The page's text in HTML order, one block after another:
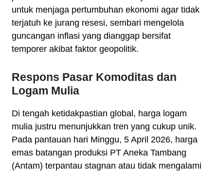
untuk menjaga pertumbuhan ekonomi agar tidak
terjatuh ke jurang resesi, sembari mengelola
guncangan inflasi yang dianggap bersifat
temporer akibat faktor geopolitik.
Respons Pasar Komoditas dan
Logam Mulia
Di tengah ketidakpastian global, harga logam
mulia justru menunjukkan tren yang cukup unik.
Pada pantauan hari Minggu, 5 April 2026, harga
emas batangan produksi PT Aneka Tambang
(Antam) terpantau stagnan atau tidak mengalami